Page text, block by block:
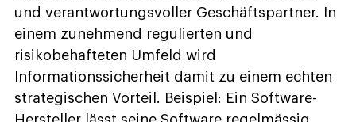
und verantwortungsvoller Geschäftspartner. In
einem zunehmend regulierten und
risikobehafteten Umfeld wird
Informationssicherheit damit zu einem echten
strategischen Vorteil. Beispiel: Ein Software-